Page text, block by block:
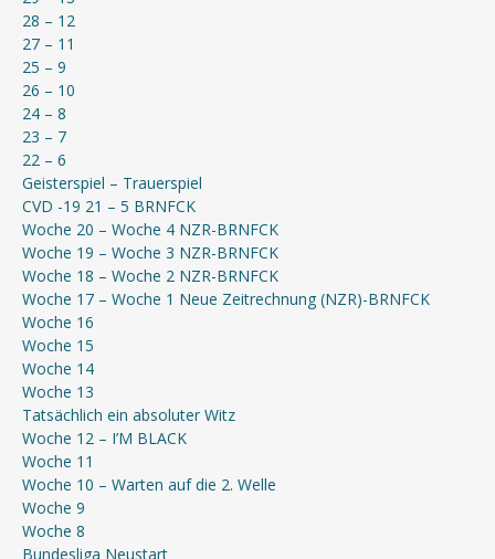
28 – 12
27 – 11
25 – 9
26 – 10
24 – 8
23 – 7
22 – 6
Geisterspiel – Trauerspiel
CVD -19 21 – 5 BRNFCK
Woche 20 – Woche 4 NZR-BRNFCK
Woche 19 – Woche 3 NZR-BRNFCK
Woche 18 – Woche 2 NZR-BRNFCK
Woche 17 – Woche 1 Neue Zeitrechnung (NZR)-BRNFCK
Woche 16
Woche 15
Woche 14
Woche 13
Tatsächlich ein absoluter Witz
Woche 12 – I’M BLACK
Woche 11
Woche 10 – Warten auf die 2. Welle
Woche 9
Woche 8
Bundesliga Neustart